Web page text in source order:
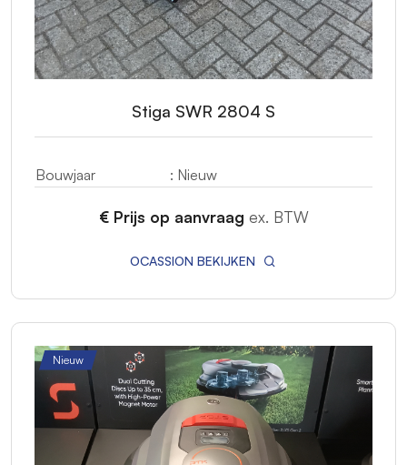
Stiga SWR 2804 S
Bouwjaar : Nieuw
€ Prijs op aanvraag ex. BTW
OCASSION BEKIJKEN
Nieuw